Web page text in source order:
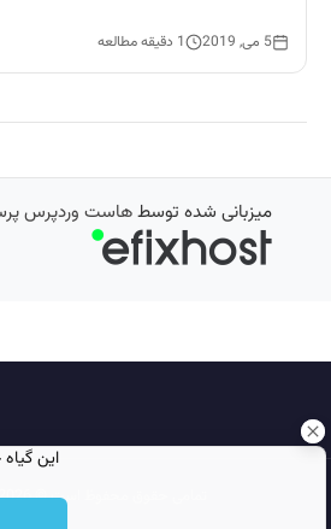
این
5 می, 2019 1 دقیقه مطالعه
میزبانی شده توسطهاست وردپرس
تمامی حقوق محفوظ است © 2026